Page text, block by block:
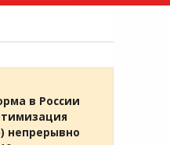
в России
непрерывно